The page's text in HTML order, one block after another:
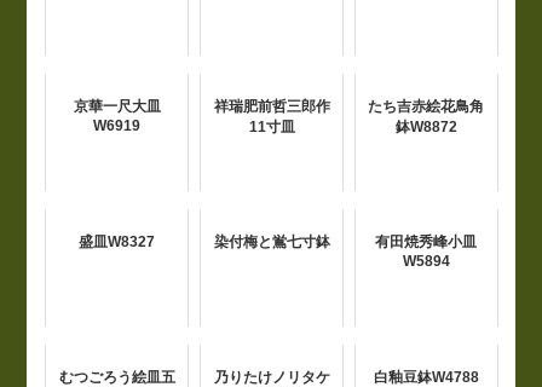
京華一尺大皿
W6919
祥瑞肥前哲三郎作
11寸皿
たち吉赤絵花鳥角
鉢W8872
盛皿W8327 染付梅と鴬七寸鉢
有田焼秀峰小皿
W5894
むつごろう絵皿五
乃りたけノリタケ
白釉豆鉢W4788